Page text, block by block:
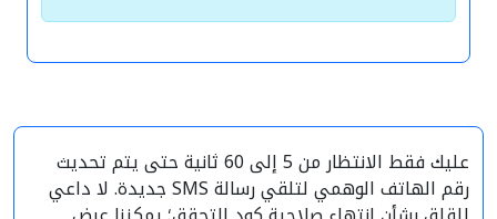
عليك فقط الانتظار من 5 إلى 60 ثانية حتى يتم تحديث
رقم الهاتف الوهمي لتلقي رسالة SMS جديدة. لا داعي